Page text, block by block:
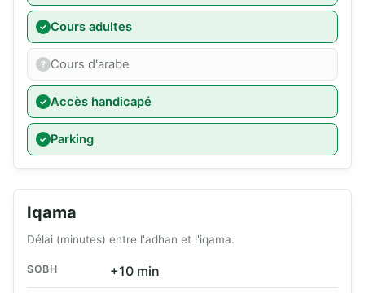
Cours adultes
Cours d'arabe
Accès handicapé
Parking
Iqama
Délai (minutes) entre l'adhan et l'iqama.
SOBH +10 min